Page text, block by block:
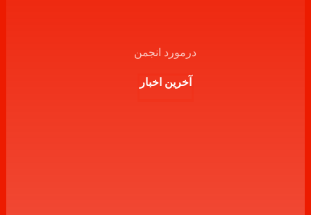
درمورد انجمن
آخرین اخبار